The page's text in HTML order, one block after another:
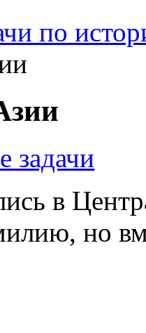
по
задачи
в
но